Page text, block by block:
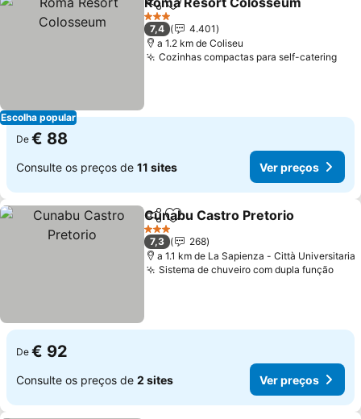
Escolha popular
PartilharAdicionar aos favoritos
3 Estrelas
7,4
4.401
a 1.2 km de Coliseu
Cozinhas compactas para self-catering
De € 88
Consulte os preços de 11 sites Ver preços
PartilharAdicionar aos favoritos
Cunabu Castro Pretorio
3 Estrelas
7,3
268
a 1.1 km de La Sapienza - Città Universitaria
Sistema de chuveiro com dupla função
De € 92
Consulte os preços de 2 sites Ver preços